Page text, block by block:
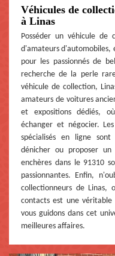
Véhicules de
à Linas
Posséder un véhicule de
d'amateurs d'automobiles,
pour les passionnés de
recherche de la perle
véhicule de collection,
amateurs de voitures
et expositions dédiés,
échanger et négocier.
spécialisés en ligne
dénicher ou proposer
enchères dans le 91310
passionnantes. Enfin,
collectionneurs de Linas,
contacts est une véritable
vous guidons dans cet
meilleures affaires.